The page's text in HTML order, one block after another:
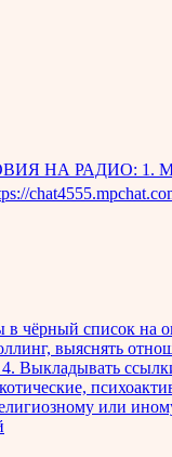
НА РАДИО: 1.
https://
в чёрный список на
выяснять
Выкладывать
или